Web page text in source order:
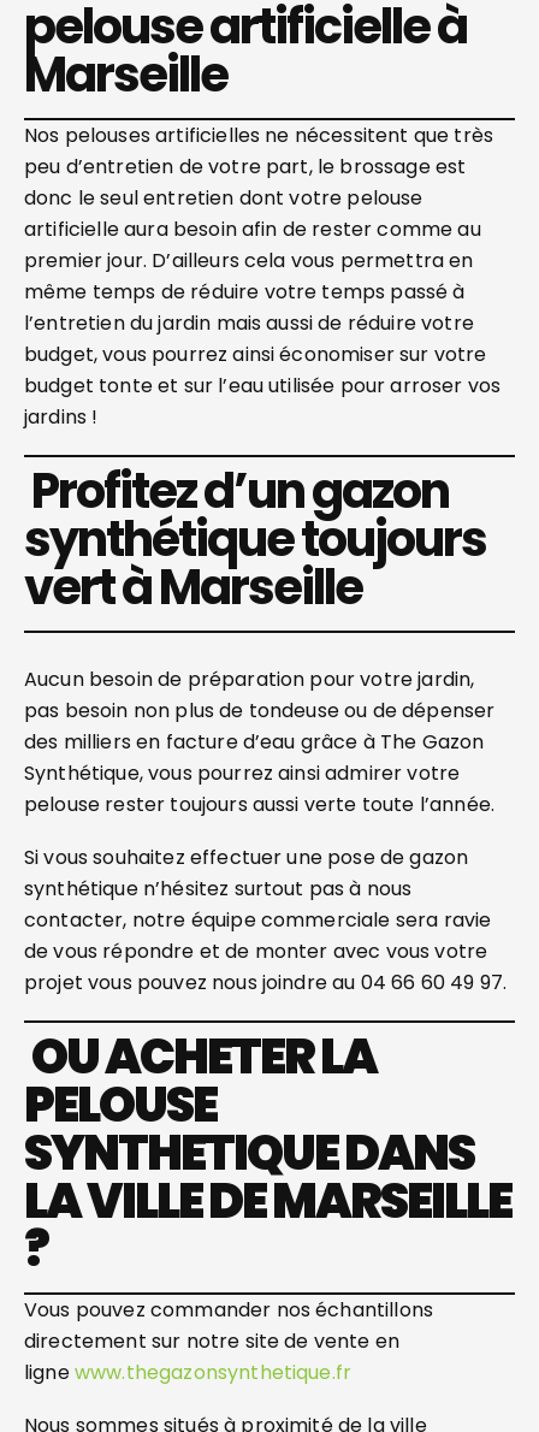
pelouse artificielle à
Marseille
Nos pelouses artificielles ne nécessitent que très
peu d’entretien de votre part, le brossage est
donc le seul entretien dont votre pelouse
artificielle aura besoin afin de rester comme au
premier jour. D’ailleurs cela vous permettra en
même temps de réduire votre temps passé à
l’entretien du jardin mais aussi de réduire votre
budget, vous pourrez ainsi économiser sur votre
budget tonte et sur l’eau utilisée pour arroser vos
jardins !
Profitez d’un gazon
synthétique toujours
vert à Marseille
Aucun besoin de préparation pour votre jardin,
pas besoin non plus de tondeuse ou de dépenser
des milliers en facture d’eau grâce à The Gazon
Synthétique, vous pourrez ainsi admirer votre
pelouse rester toujours aussi verte toute l’année.
Si vous souhaitez effectuer une pose de gazon
synthétique n’hésitez surtout pas à nous
contacter, notre équipe commerciale sera ravie
de vous répondre et de monter avec vous votre
projet vous pouvez nous joindre au 04 66 60 49 97.
OU ACHETER LA
PELOUSE
SYNTHETIQUE DANS
LA VILLE DE MARSEILLE
?
Vous pouvez commander nos échantillons
directement sur notre site de vente en
lignewww.thegazonsynthetique.fr
Nous sommes situés à proximité de la ville